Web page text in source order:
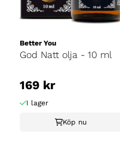
Better You
God Natt olja - 10 ml
169 kr
I lager
Köp nu